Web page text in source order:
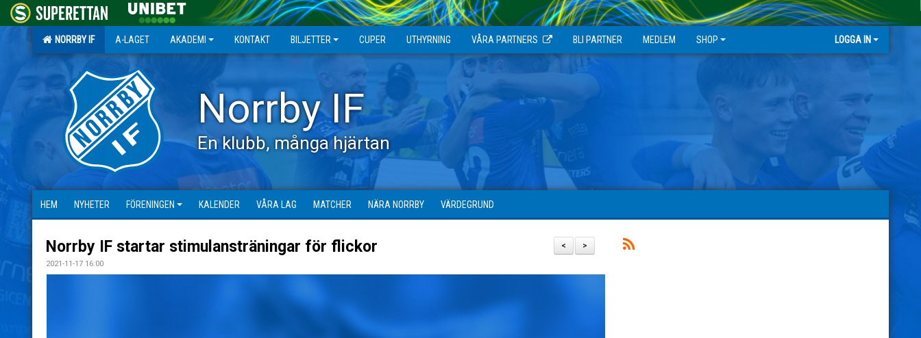
NORRBY IF A-LAGET AKADEMI KONTAKT BILJETTER CUPER UTHYRNING VÅRA PARTNERS BLI PARTNER MEDLEM SHOP LOGGA IN
Norrby IF
En klubb, många hjärtan
HEM NYHETER FÖRENINGEN KALENDER VÅRA LAG MATCHER NÄRA NORRBY VÄRDEGRUND
>
<
Norrby IF startar stimulansträningar för flickor
2021-11-17 16:00